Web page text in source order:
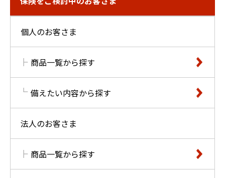
個人のお客さま
商品一覧から探す
備えたい内容から探す
法人のお客さま
商品一覧から探す